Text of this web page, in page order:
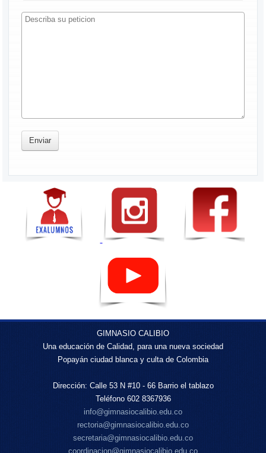
Enviar
GIMNASIO CALIBIO
Una educación de Calidad, para una nueva sociedad
Popayán ciudad blanca y culta de Colombia
Dirección: Calle 53 N #10 - 66 Barrio el tablazo
Teléfono 602 8367936
info@gimnasiocalibio.edu.co
rectoria@gimnasiocalibio.edu.co
secretaria@gimnasiocalibio.edu.co
coordinacion@gimnasiocalibio.edu.co